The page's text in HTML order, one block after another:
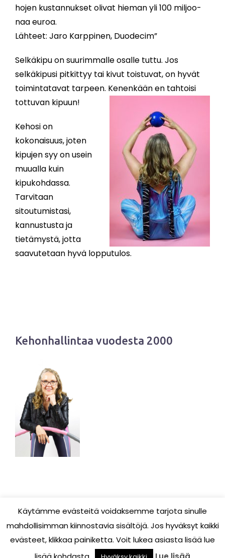
ho­jen kus­tan­nuk­set oli­vat hie­man yli 100 mil­joo­
naa eu­roa.
Läh­teet: Jaro Karp­pi­nen, Duo­de­cim”
Selkäkipu on suurimmalle osalle tuttu. Jos
selkäkipusi pitkittyy tai kivut toistuvat, on hyvät
toimintatavat tarpeen. Kenenkään en tahtoisi
tottuvan kipuun!
Kehosi on
kokonaisuus, joten
kipujen syy on usein
muualla kuin
kipukohdassa.
Tarvitaan
sitoutumistasi,
kannustusta ja
tietämystä, jotta
saavutetaan hyvä lopputulos.
Kehonhallintaa vuodesta 2000
Vilmankämmen/Tampereen Pilates Studio 2018
Käytämme evästeitä voidaksemme tarjota sinulle
mahdollisimman kiinnostavia sisältöjä. Jos hyväksyt kaikki
evästeet, klikkaa painiketta. Voit lukea asiasta lisää lue